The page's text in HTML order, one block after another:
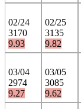
02/24
3170
9.93
02/25
3135
9.82
03/04
2974
9.27
03/05
3085
9.62